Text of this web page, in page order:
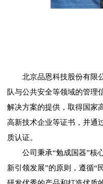
北京品恩科技股份有限
队与公共安全等领域的管理
解决方案的提供，取得国家
高新技术企业等证书，并通
质认证。
公司秉承“勉成国器”核
新引领发展”的原则，遵循“